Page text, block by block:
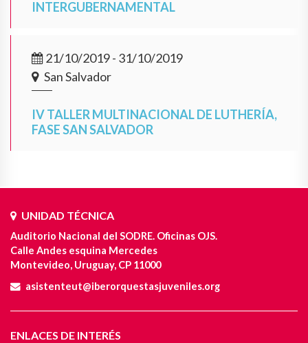
INTERGUBERNAMENTAL
21/10/2019 - 31/10/2019
San Salvador
IV TALLER MULTINACIONAL DE LUTHERÍA,
FASE SAN SALVADOR
UNIDAD TÉCNICA
Auditorio Nacional del SODRE. Oficinas OJS.
Calle Andes esquina Mercedes
Montevideo, Uruguay, CP 11000
asistenteut@iberorquestasjuveniles.org
ENLACES DE INTERÉS